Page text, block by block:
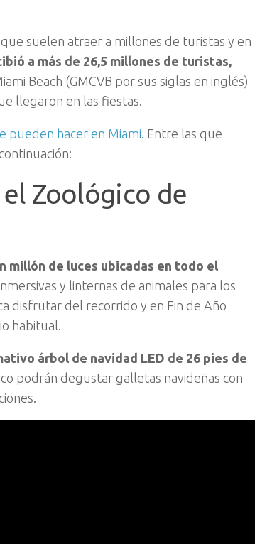
suelen atraer a millones de turistas y en
a más de 26,5 millones de turistas,
Beach (GMCVB por sus siglas en inglés)
llegaron en las fiestas.
pueden hacer en Miami . Entre las que
Zoológico de
millón de luces ubicadas en todo el
y linternas de animales para los
disfrutar del recorrido y en Fin de Año
habitual.
árbol de navidad LED de 26 pies de
podrán degustar galletas navideñas con